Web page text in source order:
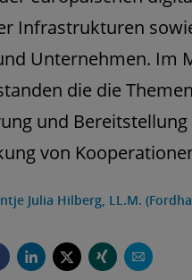
Infrastrukturen
Unternehmen. Im
die die
und
von
Julia Hilberg, LL.M.